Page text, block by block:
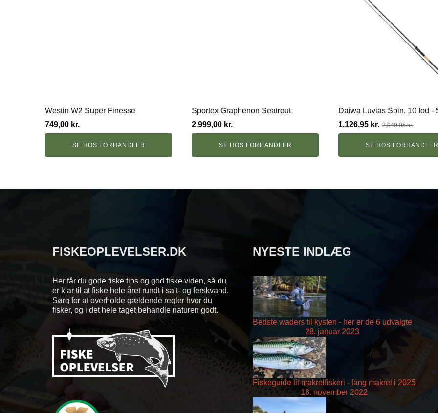
Westin W2 Super Finesse
749,00 kr.
SE HOS FORHANDLER
Sportex Graphenon Seatrout
2.999,00 kr.
SE HOS FORHANDLER
Daiwa Luvias Spin, 10 fod -
2.049,95kr.
Den
oprindelige
1.126,95 kr.
Den
aktuelle
SE HOS FORHANDLER
FISKEOPLEVELSER.DK
Her får du gode fiske tips og god fiske viden, så du
er klar til at fiske hele året rundt i salt- og ferskvand.
Sørg for at overholde gældende regler hvor du
fisker, og i det hele taget behandle naturen godt.
NYESTE INDLÆG
Bedste waders til kysten - her er de 6 udvalgte
28. januar 2023
Fiskeguide til makrelfiskeri - fang makrel i 2025
18. november 2022